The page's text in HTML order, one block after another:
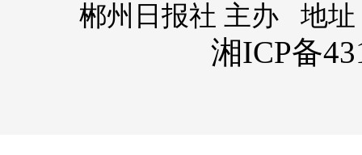
郴州日报社 主办 地址
湘ICP备